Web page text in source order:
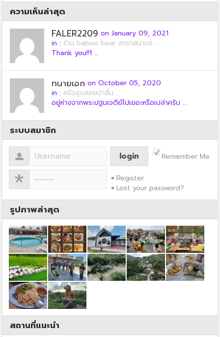
ความเห็นล่าสุด
FALER2209 on January 09, 2021
in : ร้าน baboo bear สาขาสนามช ...
Thank you!!1 ...
ทนายเอก on October 05, 2020
in : ครัวลุงลอยป่าลั่น ...
อยู่ห่างจากพระปฐมเจดีย์ไปเยอะหรือเปล่าครับ ...
ระบบสมาชิก
Remember Me
Register
Lost your password?
รูปภาพล่าสุด
สถานที่แนะนำ